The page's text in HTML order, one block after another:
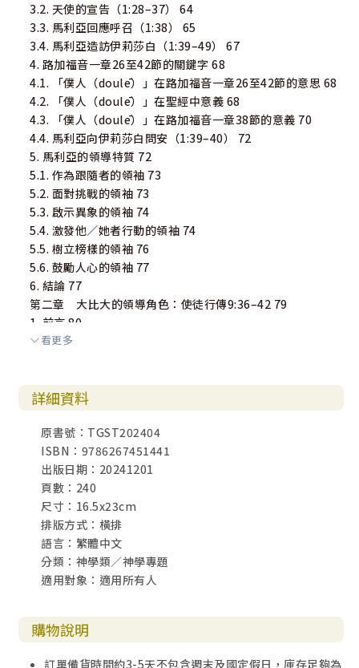
3.2. 天使的宣告（1:28–37） 64
3.3. 馬利亞回應呼召（1:38） 65
3.4. 馬利亞造訪伊莉莎白（1:39–49） 67
4. 路加福音一章26至42節的關鍵字 68
4.1. 「僕人（doulē）」在路加福音一章26至42節的意思 68
4.2. 「僕人（doulē）」在聖經中意義 68
4.3. 「僕人（doulē）」在路加福音一章38節的意義 70
4.4. 馬利亞向伊莉莎白問安（1:39–40） 72
5. 馬利亞的領導特質 72
5.1. 作為跟隨者的領袖 73
5.2. 面對挑戰的領袖 73
5.3. 啟示異象的領袖 74
5.4. 激發他／她者行動的領袖 74
5.5. 樹立榜樣的領袖 76
5.6. 鼓勵人心的領袖 77
6. 結論 77
第二章 大比大的領導角色：使徒行傳9:36–42 79
1. 前言 80
2. 使徒行傳的寫作背景 82
2.3. 寫作目的 83
2.4. 接收者與當時的處境 85
3. 經文段落的社會歷史背景：大比大 86
3.1. 使徒行傳九章36至42節的經文脈絡 89
3.2. 經文背景 90
3.3. 大比大的影響力 92
3.4. 大比大從死裡復活 93
4. 使徒行傳九章36至42節的字義研究 93
4.1. 「女性門徒（μαθ?τρια — mathētria）」（徒9:36） 93
4.2. 在新約聖經中對「門徒」的意義 94
4.3. 「善事／工（ergōn agathōn）」的意義（徒9:36） 95
5.1. 作為跟隨者的領袖 97
5.2. 面對挑戰的領袖 99
看更多
詳細資料
原書號：TGST202404
ISBN：9786267451441
出版日期：20241201
頁數：240
尺寸：16.5x23cm
排版方式：橫排
語言：繁體中文
分類：神學類／神學專題
適用對象：適用所有人
購物說明
訂單備貨時間約3-5天不包含週末及國定假日，庫存足夠為